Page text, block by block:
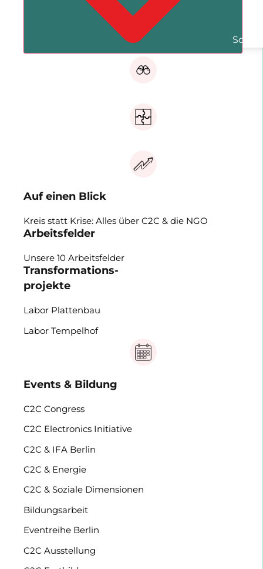
Auf einen Blick
Kreis statt Krise: Alles über C2C & die NGO
Arbeitsfelder
Unsere 10 Arbeitsfelder
Transformations-
projekte
Labor Plattenbau
Labor Tempelhof
Events & Bildung
C2C Congress
C2C Electronics Initiative
C2C & IFA Berlin
C2C & Energie
C2C & Soziale Dimensionen
Bildungsarbeit
Eventreihe Berlin
C2C Ausstellung